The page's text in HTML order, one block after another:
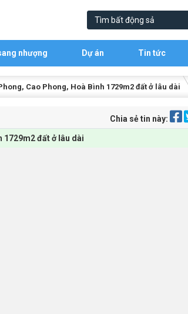
nhượng Dự án Tin tức
Cao Phong, Hoà Bình 1729m2 đất ở lâu dài
Chia sẻ tin này:
1729m2 đất ở lâu dài